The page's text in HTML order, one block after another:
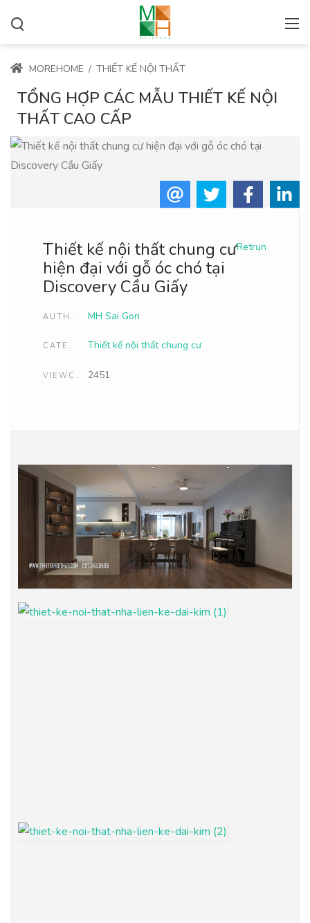
MOREHOME / THIẾT KẾ NỘI THẤT
TỔNG HỢP CÁC MẪU THIẾT KẾ NỘI
THẤT CAO CẤP
Retrun
Thiết kế nội thất chung cư
hiện đại với gỗ óc chó tại
Discovery Cầu Giấy
AUTHOR MH Sai Gon
CATEGORIES Thiết kế nội thất chung cư
VIEWCOUNT 2451